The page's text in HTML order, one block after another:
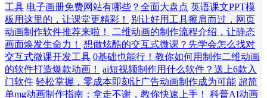
工具 电子画册免费网站有哪些？全面大盘点 英语课文PPT模
板用这里的，让课堂更精彩！
别让好用工具擦肩而过，网页
动画制作软件推荐来啦！
二维动画的制作流程介绍，让静态
画面焕发生命力！
想做炫酷的交互式微课？先学会怎么找对
交互式微课开发工具 0基础也能行！教你如何用制作二维动画
的软件打造爆款动画！
ai短视频制作用什么软件？送上6款入
门软件 轻松掌握，零成本即刻让广告动画制作成为可能 超简
单mg动画制作指南：拿走不谢，教你快速上手！
科普AI动画